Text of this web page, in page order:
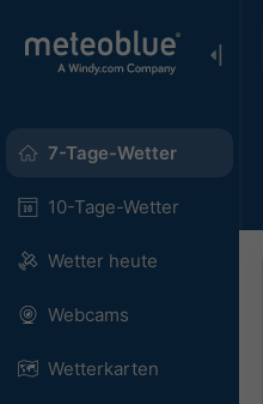
7-Tage-Wetter
10-Tage-Wetter
Wetter heute
Webcams
Wetterkarten